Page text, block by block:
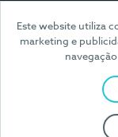
Este website utiliza
marketing e